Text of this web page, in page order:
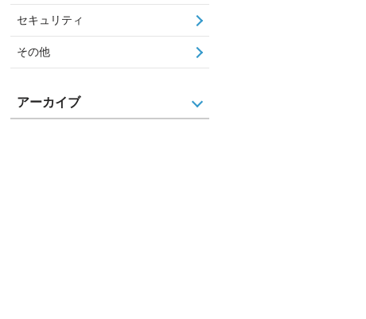
セキュリティ
その他
アーカイブ